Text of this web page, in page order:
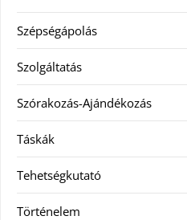
Szépségápolás
Szolgáltatás
Szórakozás-Ajándékozás
Táskák
Tehetségkutató
Történelem